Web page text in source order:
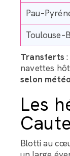
Transferts
navettes
selon météo
Les
Blotti au